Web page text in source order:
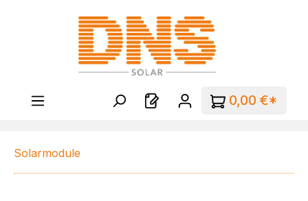
Zum Hauptinhalt springen
0,00 €*
Solarmodule